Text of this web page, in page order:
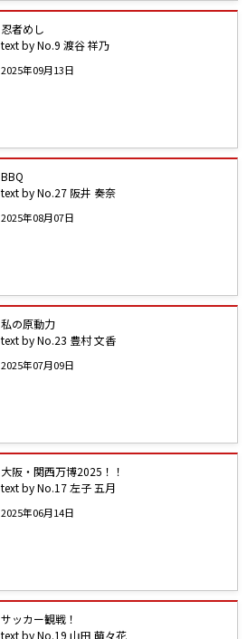
忍者めし
text by No.9 渡谷 祥乃
2025年09月13日
BBQ
text by No.27 阪井 奏奈
2025年08月07日
私の原動力
text by No.23 豊村 文香
2025年07月09日
大阪・関西万博2025！！
text by No.17 左子 五月
2025年06月14日
サッカー観戦！
text by No.19 山田 萌々花